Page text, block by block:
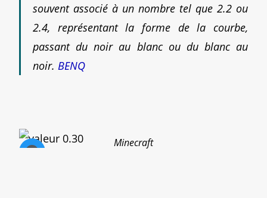
souvent associé à un nombre tel que 2.2 ou
2.4, représentant la forme de la courbe,
passant du noir au blanc ou du blanc au
noir. BENQ
Minecraft